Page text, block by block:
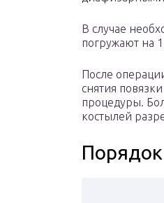
В случае
погружают на
После
снятия
процедуры.
костылей